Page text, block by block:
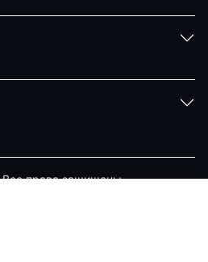
права защищены